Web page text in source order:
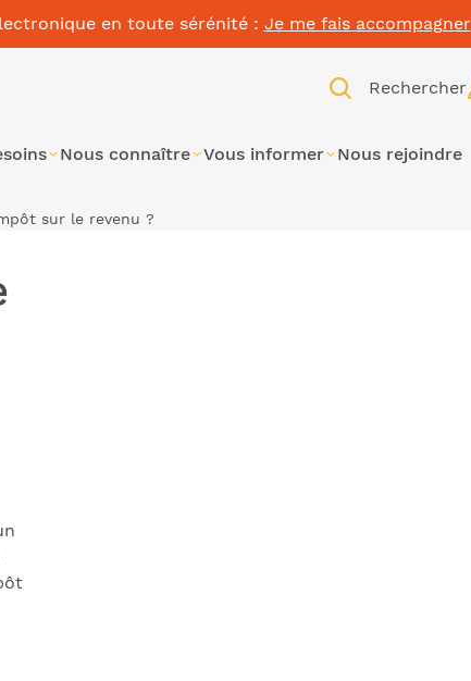
en toute sérénité : Je me fais accompagner
Rechercher
Nous connaître Vous informer Nous rejoindre
sur le revenu ?